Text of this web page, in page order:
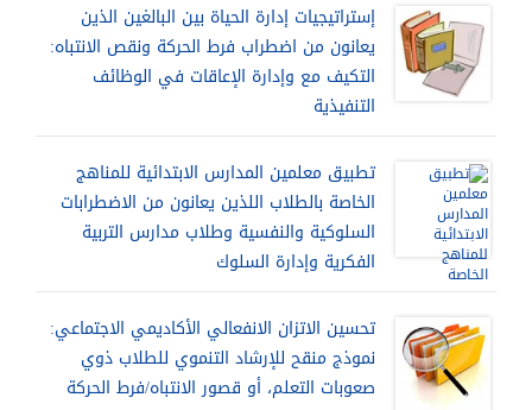
إستراتيجيات إدارة الحياة بين البالغين الذين
يعانون من اضطراب فرط الحركة ونقص الانتباه:
التكيف مع وإدارة الإعاقات في الوظائف
التنفيذية
تطبيق معلمين المدارس الابتدائية للمناهج
الخاصة بالطلاب اللذين يعانون من الاضطرابات
السلوكية والنفسية وطلاب مدارس التربية
الفكرية وإدارة السلوك
تحسين الاتزان الانفعالي الأكاديمي الاجتماعي:
نموذج منقح للإرشاد التنموي للطلاب ذوي
صعوبات التعلم، أو قصور الانتباه/فرط الحركة